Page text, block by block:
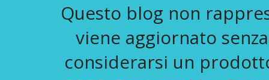
Questo blog non
viene aggiornato
considerarsi un